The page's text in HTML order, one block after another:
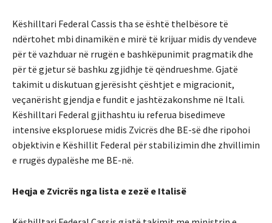
Këshilltari Federal Cassis tha se është thelbësore të
ndërtohet mbi dinamikën e mirë të krijuar midis dy vendeve
për të vazhduar në rrugën e bashkëpunimit pragmatik dhe
për të gjetur së bashku zgjidhje të qëndrueshme. Gjatë
takimit u diskutuan gjerësisht çështjet e migracionit,
veçanërisht gjendja e fundit e jashtëzakonshme në Itali.
Këshilltari Federal gjithashtu iu referua bisedimeve
intensive eksploruese midis Zvicrës dhe BE-së dhe ripohoi
objektivin e Këshillit Federal për stabilizimin dhe zhvillimin
e rrugës dypalëshe me BE-në.
Heqja e Zvicrës nga lista e zezë e Italisë